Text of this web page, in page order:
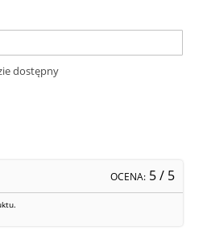
dostępny
OCENA: 5/ 5